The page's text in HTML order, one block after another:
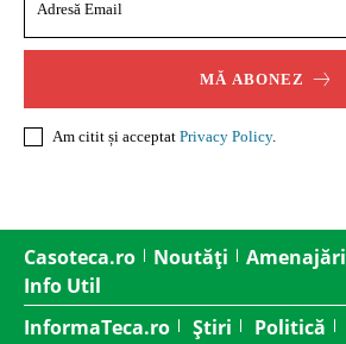
MĂ ABONEZ
Am citit și acceptat Privacy Policy.
Casoteca.ro Noutăți Amenajări
Info Util
InformaTeca.ro
Știri Politică